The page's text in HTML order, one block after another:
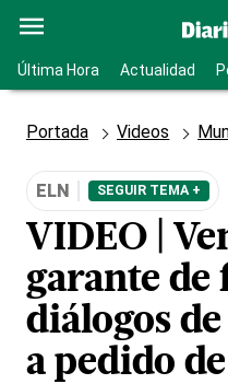
Última Hora Actualidad
Portada Videos
ELN SEGUIR TEMA +
VIDEO |
garante de
diálogos
a pedido